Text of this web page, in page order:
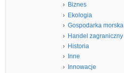
Biznes
Ekologia
Gospodarka morska
Handel zagraniczny
Historia
Inne
Innowacje